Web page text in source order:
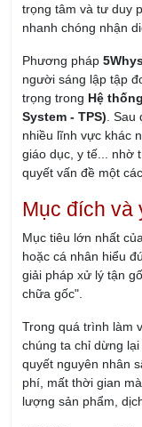
trọng tâm và tư duy
nhanh chóng nhận
Phương pháp
người sáng lập tập
trọng trong Hệ
System - TPS) .
nhiều lĩnh vực khác
giáo dục, y tế... nhờ
quyết vấn đề một
Mục đích và
Mục tiêu lớn nhất
hoặc cá nhân hiểu
giải pháp xử lý tận
chữa gốc".
Trong quá trình làm
chúng ta chỉ dừng
quyết nguyên nhân
phí, mất thời gian
lượng sản phẩm,